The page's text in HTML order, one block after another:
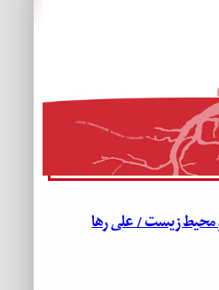
محیط زیست / علی رها